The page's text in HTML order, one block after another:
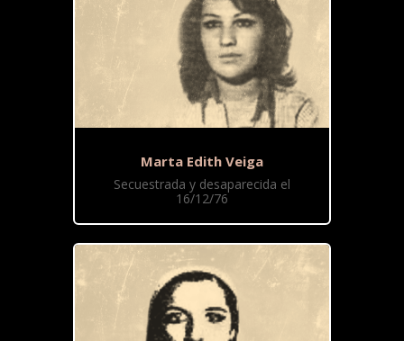
Marta Edith Veiga
Secuestrada y desaparecida el
16/12/76